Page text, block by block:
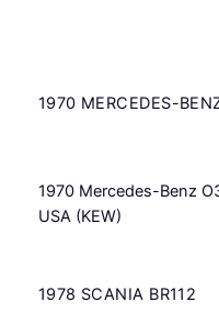
1970 MERCEDES-
1970 Mercedes-Benz
USA (KEW)
1978 SCANIA BR112